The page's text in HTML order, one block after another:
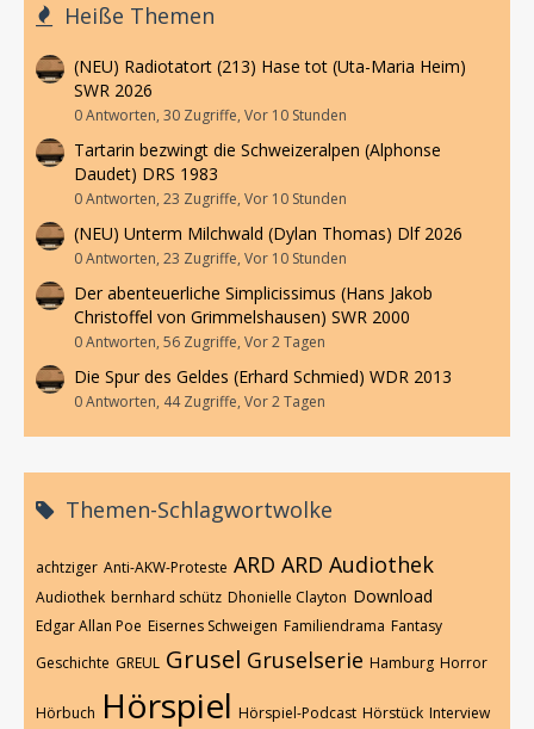
Heiße Themen
(NEU) Radiotatort (213) Hase tot (Uta-Maria Heim)
SWR 2026
0 Antworten, 30 Zugriffe, Vor 10 Stunden
Tartarin bezwingt die Schweizeralpen (Alphonse
Daudet) DRS 1983
0 Antworten, 23 Zugriffe, Vor 10 Stunden
(NEU) Unterm Milchwald (Dylan Thomas) Dlf 2026
0 Antworten, 23 Zugriffe, Vor 10 Stunden
Der abenteuerliche Simplicissimus (Hans Jakob
Christoffel von Grimmelshausen) SWR 2000
0 Antworten, 56 Zugriffe, Vor 2 Tagen
Die Spur des Geldes (Erhard Schmied) WDR 2013
0 Antworten, 44 Zugriffe, Vor 2 Tagen
Themen-Schlagwortwolke
achtziger Anti-AKW-Proteste ARD ARD Audiothek
Audiothek bernhard schütz Dhonielle Clayton Download
Edgar Allan Poe Eisernes Schweigen Familiendrama Fantasy
Geschichte GREUL Grusel Gruselserie Hamburg Horror
Hörbuch Hörspiel Hörspiel-Podcast Hörstück Interview